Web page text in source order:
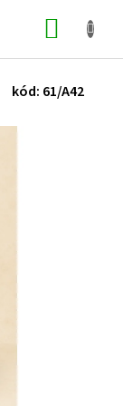
61/A42